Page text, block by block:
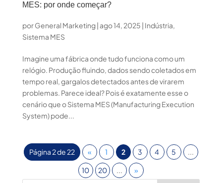
MES: por onde começar?
porGeneral Marketing|ago 14, 2025 | Indústria,
Sistema MES
Imagine uma fábrica onde tudo funciona como um
relógio. Produção fluindo, dados sendo coletados em
tempo real, gargalos detectados antes de virarem
problemas. Parece ideal? Pois é exatamente esse o
cenário que o Sistema MES (Manufacturing Execution
System) pode...
Página 2 de 22 « 1 2 3 4 5 ...
10 20 ... »